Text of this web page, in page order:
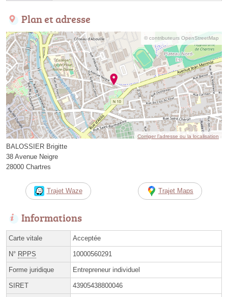
Plan et adresse
© contributeurs OpenStreetMap
Corriger l’adresse ou la localisation
BALOSSIER Brigitte
38 Avenue Neigre
28000 Chartres
Trajet Waze Trajet Maps
Informations
Carte vitale Acceptée
N° RPPS 10000560291
Forme juridique Entrepreneur individuel
SIRET 43905438800046